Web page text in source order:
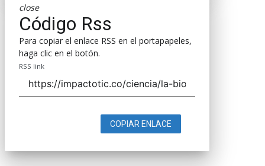
close
Código Rss
Para copiar el enlace RSS en el portapapeles,
haga clic en el botón.
RSS link
COPIAR ENLACE